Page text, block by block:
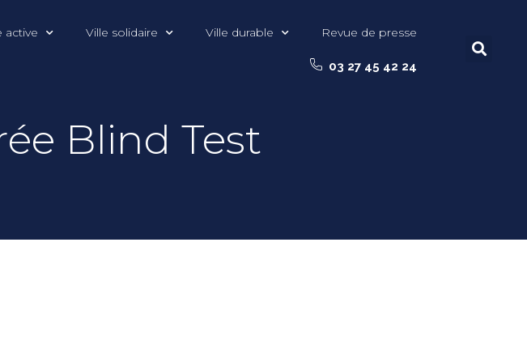
active Ville solidaire Ville durable Revue de presse
03 27 45 42 24
Blind Test